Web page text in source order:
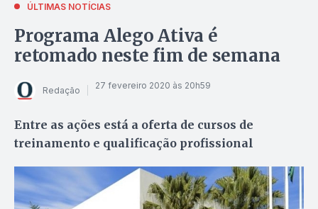
ÚLTIMAS NOTÍCIAS
Programa Alego Ativa é
retomado neste fim de semana
Redação 27 fevereiro 2020 às 20h59
Entre as ações está a oferta de cursos de
treinamento e qualificação profissional